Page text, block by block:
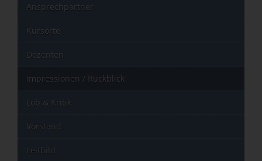
Ansprechpartner
Kursorte
Dozenten
Impressionen / Rückblick
Lob & Kritik
Vorstand
Leitbild